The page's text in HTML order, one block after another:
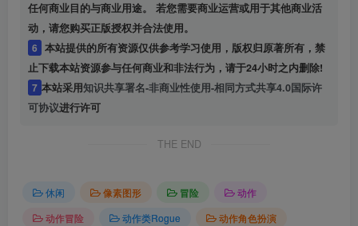
任何商业目的与商业用途。 若您需要商业运营或用于其他商业活
动，请您购买正版授权并合法使用。
6 本站提供的所有资源仅供参考学习使用，版权归原著所有，禁
止下载本站资源参与任何商业和非法行为，请于24小时之内删除!
7 本站采用知识共享署名-非商业性使用-相同方式共享4.0国际许
可协议进行许可
THE END
休闲 像素图形 冒险
动作
动作冒险
动作类Rogue
动作角色扮演